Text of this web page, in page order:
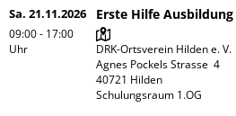
Sa. 21.11.2026
09:00 - 17:00
Uhr
Erste Hilfe Ausbildung
DRK-Ortsverein Hilden e. V.
Agnes Pockels Strasse  4
40721 Hilden
Schulungsraum 1.OG